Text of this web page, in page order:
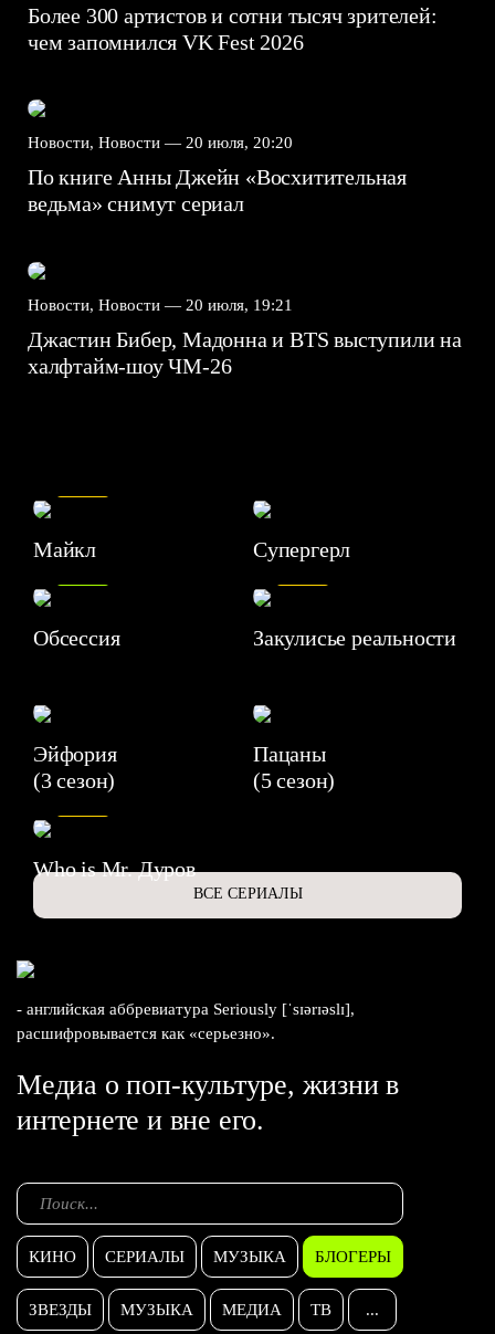
Более 300 артистов и сотни тысяч зрителей:
чем запомнился VK Fest 2026
Новости, Новости — 20 июля, 20:20
По книге Анны Джейн «Восхитительная
ведьма» снимут сериал
Новости, Новости — 20 июля, 19:21
Джастин Бибер, Мадонна и BTS выступили на
халфтайм-шоу ЧМ-26
Майкл Супергерл
Обсессия
7.1
Закулисье реальности
Эйфория
(3 сезон)
Пацаны
(5 сезон)
Who is Mr. Дуров
ВСЕ СЕРИАЛЫ
- английская аббревиатура Seriously [ˈsɪərɪəslɪ],
расшифровывается как «серьезно».
Медиа о поп-культуре, жизни в
интернете и вне его.
КИНО СЕРИАЛЫ МУЗЫКА БЛОГЕРЫ
ЗВЕЗДЫ МУЗЫКА МЕДИА ТВ ...